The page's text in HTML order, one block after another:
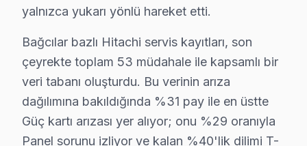
Güneşli'de Hitachi TV Servisi
Güneşli Mahallesi, çoğunlukla yeni binalardan
Hürriyet'te Hitachi TV Servisi
Hürriyet Mahallesi'nde, özellikle 20 yıllık binalar
İnönü'de Hitachi TV Servisi
yalnızca yukarı yönlü hareket etti.
Bağcılar bazlı Hitachi servis kayıtları, son
çeyrekte toplam 53 müdahale ile kapsamlı bir
veri tabanı oluşturdu. Bu verinin arıza
dağılımına bakıldığında %31 pay ile en üstte
Güç kartı arızası yer alıyor; onu %29 oranıyla
Panel sorunu izliyor ve kalan %40'lik dilimi T-